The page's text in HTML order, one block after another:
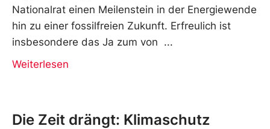
Nationalrat einen Meilenstein in der Energiewende
hin zu einer fossilfreien Zukunft. Erfreulich ist
insbesondere das Ja zum von
Weiterlesen
Die Zeit drängt: Klimaschutz